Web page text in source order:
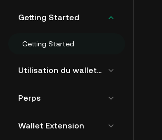
Getting Started
Getting Started
Utilisation du wallet Web3 de KuCoin
Perps
Wallet Extension